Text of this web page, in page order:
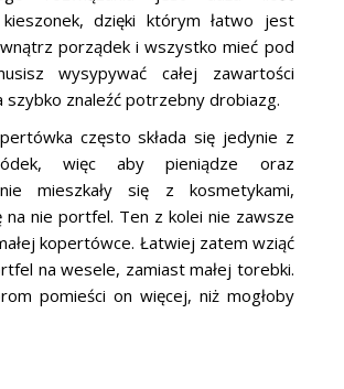
dzięki którym łatwo jest
porządek i wszystko mieć pod
wysypywać całej zawartości
szybko znaleźć potrzebny drobiazg.
często składa się jedynie z
więc aby pieniądze oraz
mieszkały się z kosmetykami,
na nie portfel. Ten z kolei nie zawsze
kopertówce. Łatwiej zatem wziąć
na wesele, zamiast małej torebki.
pomieści on więcej, niż mogłoby